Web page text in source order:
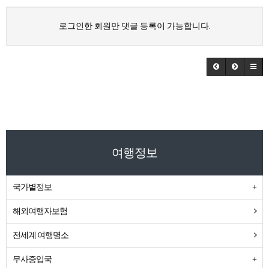
로그인한 회원만 댓글 등록이 가능합니다.
여행정보
국가별정보
해외여행자보험
전세계 여행명소
무사증입국